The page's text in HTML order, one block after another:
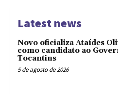
Latest news
Novo oficializa Ataídes
como candidato ao
Tocantins
5 de agosto de 2026